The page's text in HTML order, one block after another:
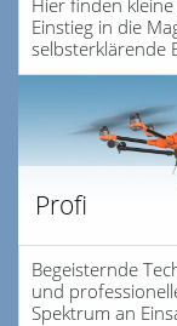
Einstieg in die
selbsterklärende
Profi
Begeisternde
und
Spektrum an